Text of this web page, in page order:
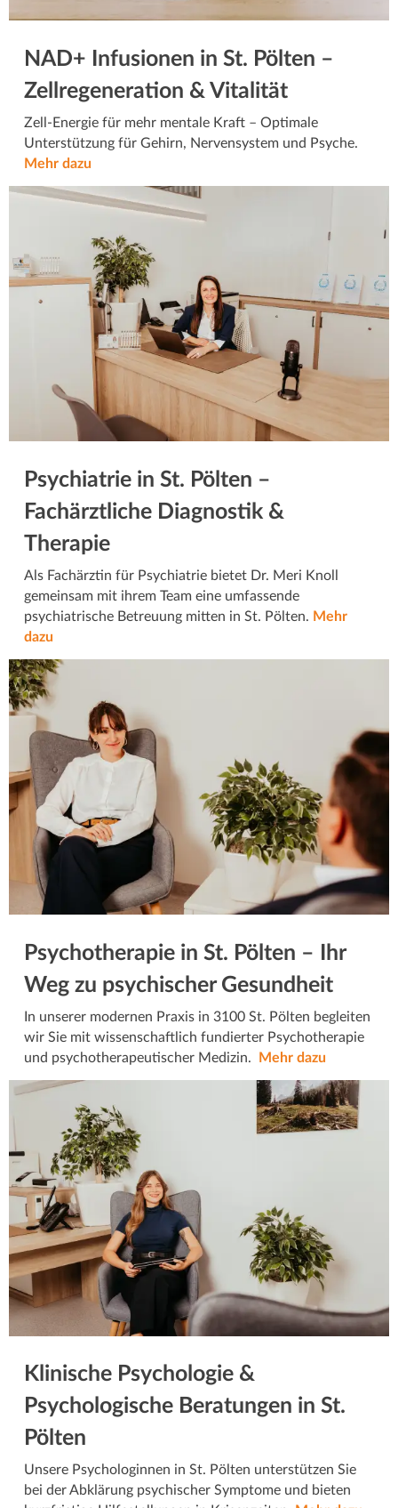
NAD+ Infusionen in St. Pölten –
Zellregeneration & Vitalität
Zell-Energie für mehr mentale Kraft – Optimale
Unterstützung für Gehirn, Nervensystem und Psyche.
Mehr dazu
Psychiatrie in St. Pölten –
Fachärztliche Diagnostik &
Therapie
Als Fachärztin für Psychiatrie bietet Dr. Meri Knoll
gemeinsam mit ihrem Team eine umfassende
psychiatrische Betreuung mitten in St. Pölten. Mehr
dazu
Psychotherapie in St. Pölten – Ihr
Weg zu psychischer Gesundheit
In unserer modernen Praxis in 3100 St. Pölten begleiten
wir Sie mit wissenschaftlich fundierter Psychotherapie
und psychotherapeutischer Medizin.
Mehr dazu
Klinische Psychologie &
Psychologische Beratungen in St.
Pölten
Unsere Psychologinnen in St. Pölten unterstützen Sie
bei der Abklärung psychischer Symptome und bieten